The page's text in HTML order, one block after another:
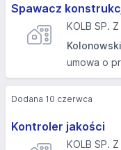
Spawacz
KOLB SP. Z
umowa o
Kontroler jakości
KOLB SP. Z
Dodana 10 czerwca